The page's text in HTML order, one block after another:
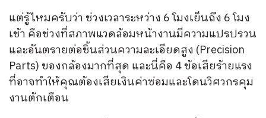
แต่รู้ไหมครับว่า ช่วงเวลาระหว่าง 6 โมงเย็นถึง 6 โมง
เช้า คือช่วงที่สภาพแวดล้อมหน้างานมีความแปรปรวน
และอันตรายต่อชิ้นส่วนความละเอียดสูง (Precision
Parts) ของกล้องมากที่สุด และนี่คือ 4 ข้อเสียร้ายแรง
ที่อาจทำให้คุณต้องเสียเงินค่าซ่อมและโดนวิศวกรคุม
งานตักเตือน